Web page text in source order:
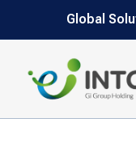
Global